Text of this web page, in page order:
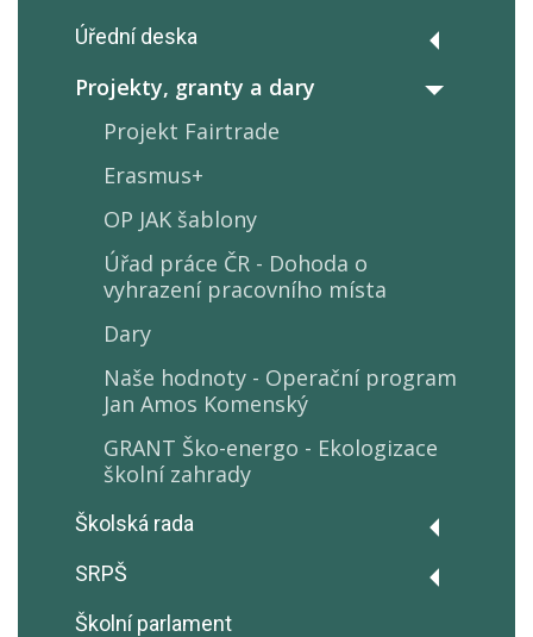
Úřední deska
Výroční zprávy
Rozpočty školy
GDPR - Ochrana osobních údajů
Prohlášení o přístupnosti
Ochrana oznamovatelů
(Whistleblowing)
Volná pracovní místa
Pronájmy
Podatelna školy
Projekty, granty a dary
Projekt Fairtrade
Erasmus+
OP JAK šablony
Úřad práce ČR - Dohoda o
vyhrazení pracovního místa
Dary
Naše hodnoty - Operační program
Jan Amos Komenský
GRANT Ško-energo - Ekologizace
školní zahrady
Školská rada
Zápisy z jednání
SRPŠ
Zápisy z jednání
Školní parlament